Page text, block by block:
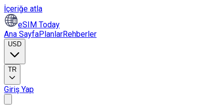
İçeriğe atla
eSIM Today
Ana SayfaPlanlarRehberler
USD
TR
Giriş Yap